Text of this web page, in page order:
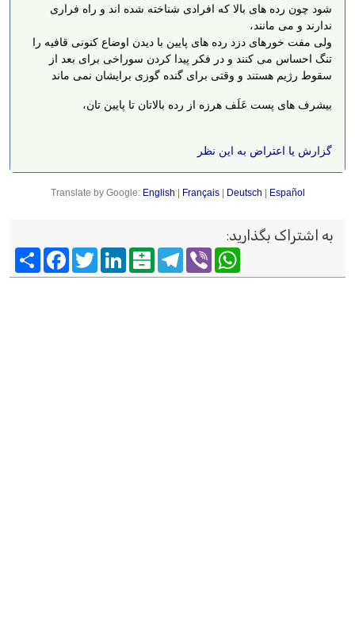
شود چون رده های بالا که افرادی شناخته شده اند و راه فراری
ندارند و می مانند،
ولی مفت خورهای دزد رده های پایین با دیدن اوضاع کنونی قافیه را
تنگ احساس می کنند و در فکر پیدا کردن سوراخی برای بعد از
سقوط رژیم هستند و وقتی برای گنده گوزی برایشان نمی ماند
بیشرف های پست عَلَف هرزه از رده بالاتان تا پایین تان،
گزارش یا اعتراض به این نظر
Translate by Google: English Français| Deutsch Español
به اشتراک بگذارید:
FacebookTwitter
LinkedInBalatarin
TelegramViber
WhatsApp